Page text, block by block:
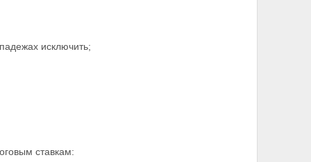
исключить;
ставкам: